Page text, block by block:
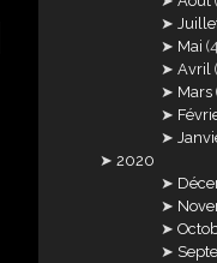
Mai
Avril
Mars
2020